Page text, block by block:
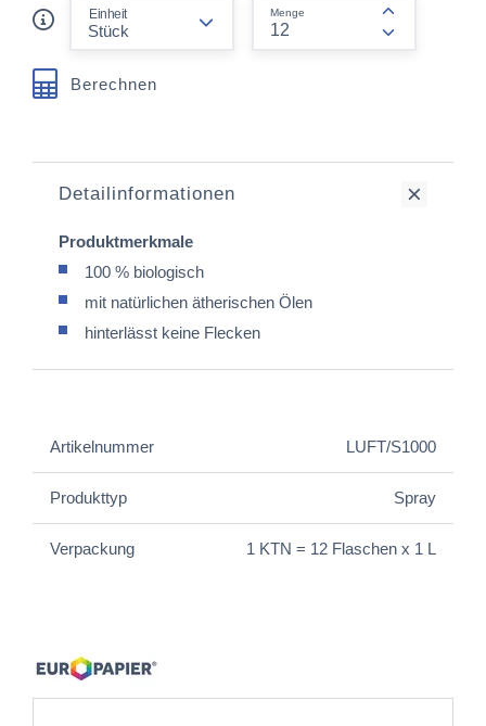
Einheit Menge
Berechnen
Detailinformationen
Produktmerkmale
100 % biologisch
mit natürlichen ätherischen Ölen
hinterlässt keine Flecken
Artikelnummer LUFT/S1000
Produkttyp Spray
Verpackung 1 KTN = 12 Flaschen x 1 L